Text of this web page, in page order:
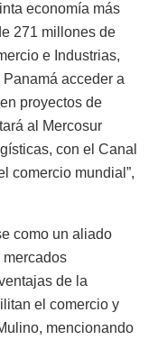
economía más
271 millones de
e Industrias,
acceder a
proyectos de
al Mercosur
con el Canal
comercio mundial”,
como un aliado
mercados
de la
el comercio y
mencionando